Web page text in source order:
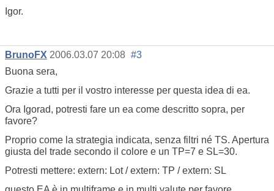
Igor.
BrunoFX 2006.03.07 20:08 #3
Buona sera,
Grazie a tutti per il vostro interesse per questa idea di ea.
Ora Igorad, potresti fare un ea come descritto sopra, per
favore?
Proprio come la strategia indicata, senza filtri né TS. Apertura
giusta del trade secondo il colore e un TP=7 e SL=30.
Potresti mettere: extern: Lot / extern: TP / extern: SL